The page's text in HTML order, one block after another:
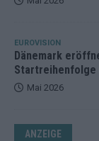
EUROVISION
Dänemark
Startreihenfolge
Mai 2026
ANZEIGE